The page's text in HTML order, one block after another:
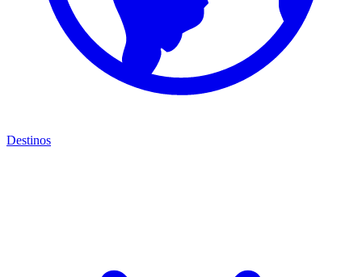
Destinos